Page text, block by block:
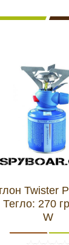
Twister
Тегло: 270
W